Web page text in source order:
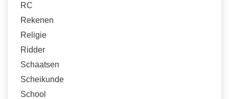
RC
Rekenen
Religie
Ridder
Schaatsen
Scheikunde
School